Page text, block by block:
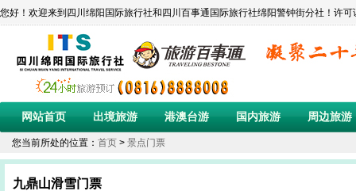
您好！欢迎来到四川绵阳国际旅行社和四川百事通国际旅行社绵阳警钟街分社！许
网站首页 出境旅游 港澳台游 国内旅游 周边旅游
您当前所处的位置： 首页 > 景点门票
九鼎山滑雪门票